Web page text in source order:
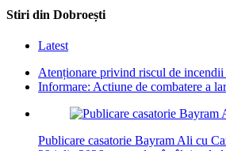
Stiri din Dobroești
Latest
Atenționare privind riscul de incendii
Informare: Actiune de combatere a
Publicare casatorie Bayram Ali cu